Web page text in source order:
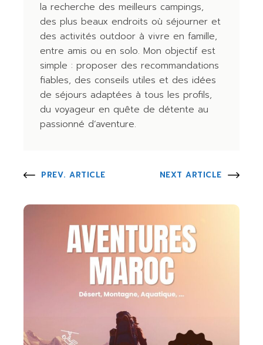
la recherche des meilleurs campings,
des plus beaux endroits où séjourner et
des activités outdoor à vivre en famille,
entre amis ou en solo. Mon objectif est
simple : proposer des recommandations
fiables, des conseils utiles et des idées
de séjours adaptées à tous les profils,
du voyageur en quête de détente au
passionné d’aventure.
PREV. ARTICLE NEXT ARTICLE